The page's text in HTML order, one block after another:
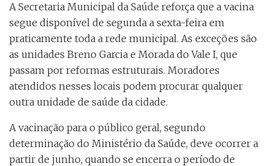
A Secretaria Municipal da Saúde reforça que a vacina
segue disponível de segunda a sexta-feira em
praticamente toda a rede municipal. As exceções são
as unidades Breno Garcia e Morada do Vale I, que
passam por reformas estruturais. Moradores
atendidos nesses locais podem procurar qualquer
outra unidade de saúde da cidade.
A vacinação para o público geral, segundo
determinação do Ministério da Saúde, deve ocorrer a
partir de junho, quando se encerra o período de